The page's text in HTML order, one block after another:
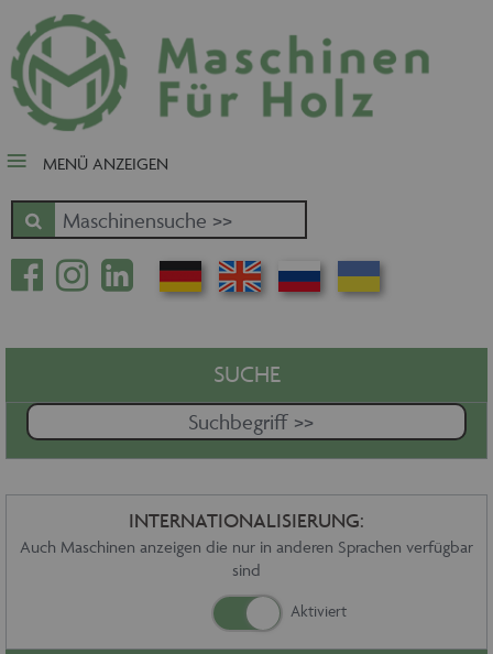
close Submenü
Nach Fertigungsschwerpunkt
Schnäppchen
Zuschnitt - Sägen
Kantenbearbeitung
Fräsen - Bohren - Hobeln - CNC
Oberfläche
Massivholz
Handling - Transportieren -
Stapeln - Verpacken etc.
Absaugen - Versorgen -
Service
MENÜ ANZEIGEN
SUCHE
INTERNATIONALISIERUNG:
Auch Maschinen anzeigen die nur in anderen Sprachen verfügbar
sind